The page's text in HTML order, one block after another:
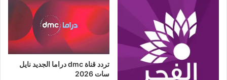
تردد قناة dmc دراما الجديد نايل
سات 2026